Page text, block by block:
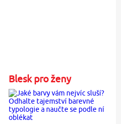
Blesk pro ženy